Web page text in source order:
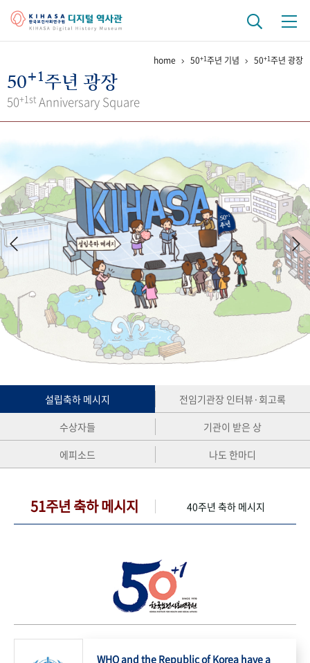
걸어온 길 기관 변천사
키워드로 보는 연구 역사
연구자들
간행물 변천사
기록물 아카이브
사진 아카이브 문서 기록물 행정박물 영상 기록물
50+1 주년 기념
성과 50선 숫자로 보는 50년 50
주년 광장
세계와 함께 한 KIHASA
VR 역사관
home 50+1주년 기념 50+1주년 광장
50+1주년 광장
50+1st Anniversary Square
설립축하 메시지
전임기관장 인터뷰·회고록
수상자들
기관이 받은 상
에피소드
나도 한마디
51주년 축하 메시지 40주년 축하 메시지
WHO and the Republic of Korea have a